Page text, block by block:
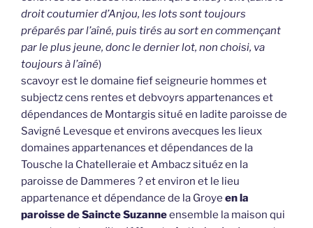
droit coutumier d’Anjou, les lots sont toujours
préparés par l’aîné, puis tirés au sort en commençant
par le plus jeune, donc le dernier lot, non choisi, va
toujours à l’aîné)
scavoyr est le domaine fief seigneurie hommes et
subjectz cens rentes et debvoyrs appartenances et
dépendances de Montargis situé en ladite paroisse de
Savigné Levesque et environs avecques les lieux
domaines appartenances et dépendances de la
Tousche la Chatelleraie et Ambacz situéz en la
paroisse de Dammeres ? et environ et le lieu
appartenance et dépendance de la Groye en la
paroisse de Saincte Suzanneensemble la maison qui